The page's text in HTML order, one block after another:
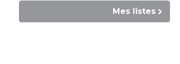
Mes listes